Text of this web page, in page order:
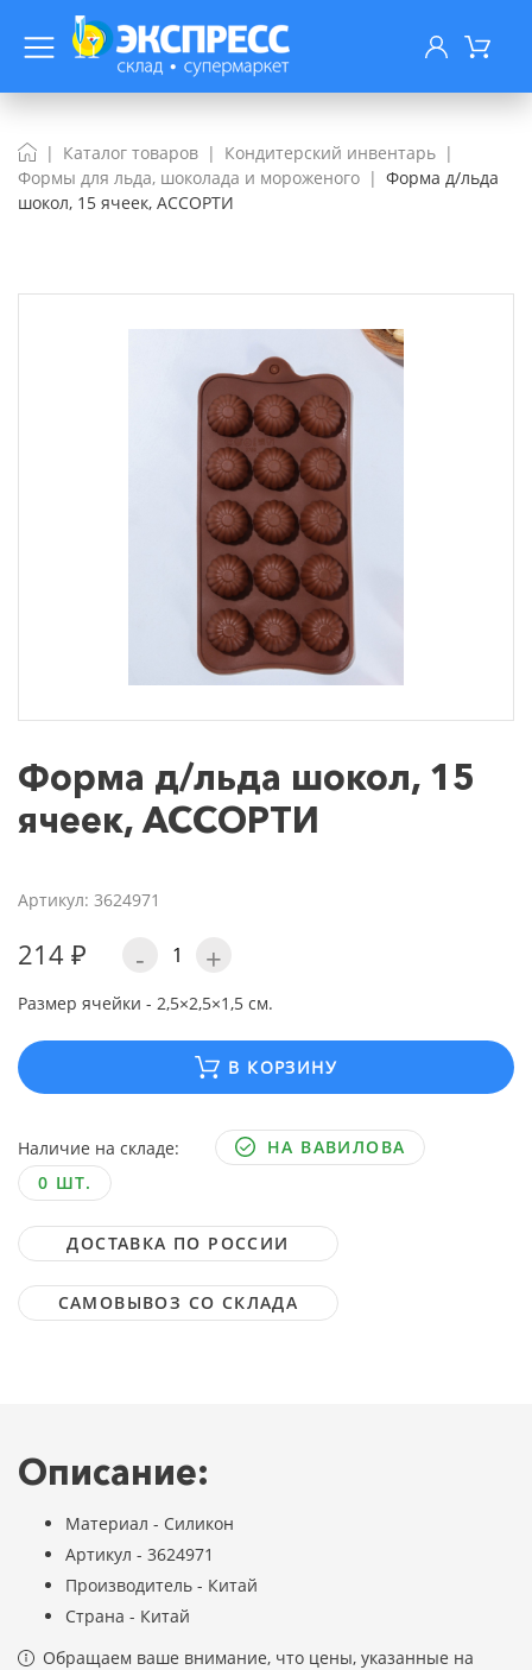
Каталог товаров
Кондитерский инвентарь
Формы для льда, шоколада и мороженого
Форма д/льда
шокол, 15 ячеек, АССОРТИ
Форма д/льда шокол, 15
ячеек, АССОРТИ
Артикул: 3624971
214 ₽ - +
Размер ячейки - 2,5×2,5×1,5 см.
В КОРЗИНУ
Наличие на складе:
НА ВАВИЛОВА
0 ШТ.
ДОСТАВКА ПО РОССИИ
САМОВЫВОЗ СО СКЛАДА
Описание:
Материал - Силикон
Артикул - 3624971
Производитель - Китай
Страна - Китай
Обращаем ваше внимание, что цены, указанные на